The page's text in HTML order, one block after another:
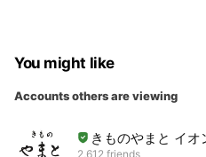
You might like
Accounts others are viewing
きものやまと イ
2,612 friends